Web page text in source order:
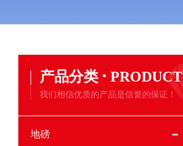
产品分类 · PRODUCT
我们相信优质的产品是信誉的保证！
地磅